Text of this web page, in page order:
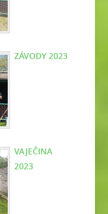
ZÁVODY 2023
VAJEČINA
2023